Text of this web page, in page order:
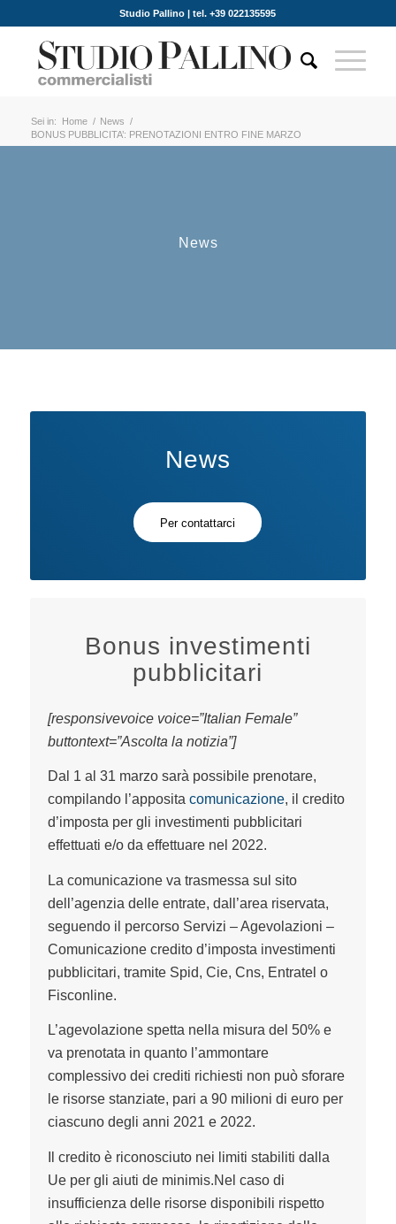
Studio Pallino | tel. +39 022135595
Sei in: Home / News /
BONUS PUBBLICITA’: PRENOTAZIONI ENTRO FINE MARZO
News
News
Per contattarci
Bonus investimenti
pubblicitari
[responsivevoice voice=”Italian Female”
buttontext=”Ascolta la notizia”]
Dal 1 al 31 marzo sarà possibile prenotare,
compilando l’apposita comunicazione, il credito
d’imposta per gli investimenti pubblicitari
effettuati e/o da effettuare nel 2022.
La comunicazione va trasmessa sul sito
dell’agenzia delle entrate, dall’area riservata,
seguendo il percorso Servizi – Agevolazioni –
Comunicazione credito d’imposta investimenti
pubblicitari, tramite Spid, Cie, Cns, Entratel o
Fisconline.
L’agevolazione spetta nella misura del 50% e
va prenotata in quanto l’ammontare
complessivo dei crediti richiesti non può sforare
le risorse stanziate, pari a 90 milioni di euro per
ciascuno degli anni 2021 e 2022.
Il credito è riconosciuto nei limiti stabiliti dalla
Ue per gli aiuti de minimis.Nel caso di
insufficienza delle risorse disponibili rispetto